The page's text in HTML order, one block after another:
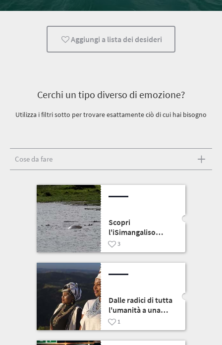
Aggiungi a lista dei desideri
Cerchi un tipo diverso di emozione?
Utilizza i filtri sotto per trovare esattamente ciò di cui hai bisogno
Cose da fare
Scopri
l'iSimangaliso
Wetland Park
3
Dalle radici di tutta
l'umanità a una
storia umana che
ha ispirato il
mondo
1